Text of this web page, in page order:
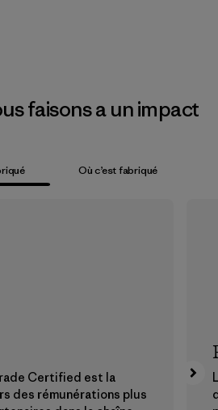
faisons a un impact
Où c’est fabriqué
Certified est la
des rémunérations plus